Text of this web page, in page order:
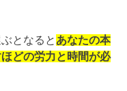
となると あなたの本
どの労力と時間が必